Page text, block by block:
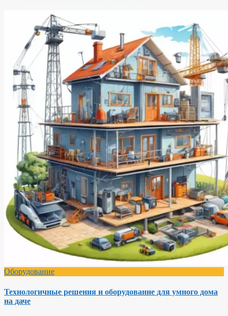
Оборудование
Технологичные решения и оборудование для умного дома
на даче